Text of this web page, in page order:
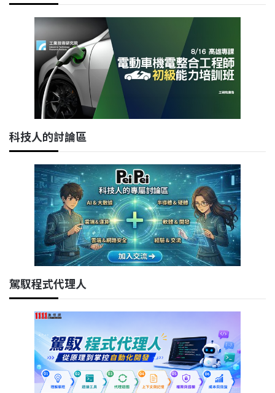
科技人的討論區
駕馭程式代理人